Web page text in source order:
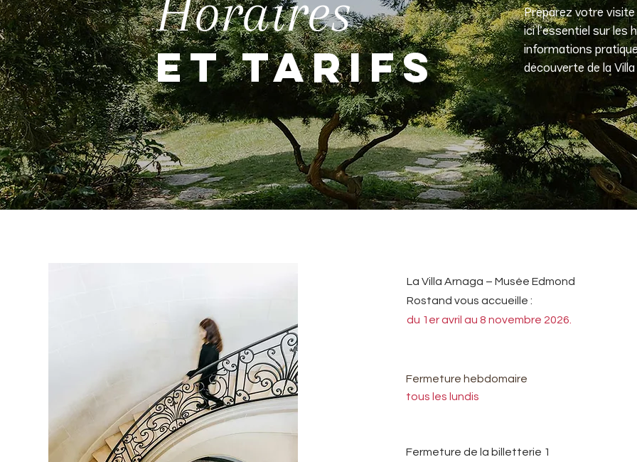
Horaires
et tarifs
Préparez votre
ici l’essentiel sur les
informations
découverte de la
​La Villa Arnaga – Musée Edmond
Rostand vous accueille :
du 1er avril au 8 novembre 2026.​
Fermeture hebdomaire
tous les lundis
Fermeture de la billetterie 1